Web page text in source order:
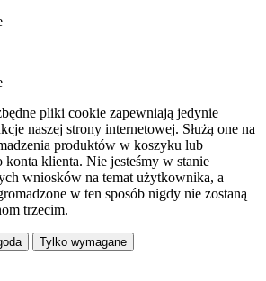
pliki cookie zapewniają jedynie
naszej strony internetowej. Służą one na
produktów w koszyku lub
konta klienta. Nie jesteśmy w stanie
wniosków na temat użytkownika, a
w ten sposób nigdy nie zostaną
trzecim.
Tylko wymagane